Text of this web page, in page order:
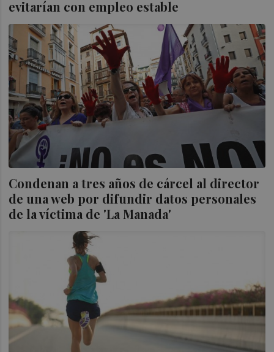
evitarían con empleo estable
Condenan a tres años de cárcel al director
de una web por difundir datos personales
de la víctima de 'La Manada'